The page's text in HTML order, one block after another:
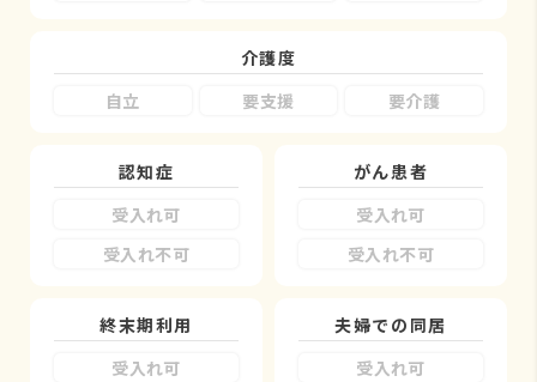
介護度
自立
要支援 要介護
認知症
受入れ可
受入れ不可
がん患者
受入れ可
受入れ不可
終末期利用
受入れ可
夫婦での同居
受入れ可